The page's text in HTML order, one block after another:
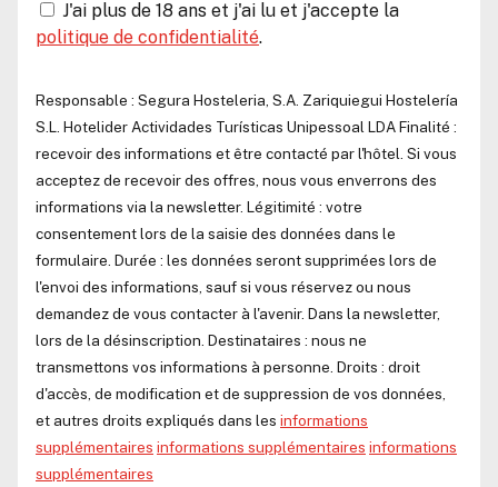
J'ai plus de 18 ans et j'ai lu et j'accepte la
politique de confidentialité.
Responsable : Segura Hosteleria, S.A. Zariquiegui Hostelería
S.L.
Hotelider Actividades Turísticas Unipessoal LDAFinalité :
recevoir des informations et être contacté par l'hôtel. Si vous
acceptez de recevoir des offres, nous vous enverrons des
informations via la newsletter. Légitimité : votre
consentement lors de la saisie des données dans le
formulaire. Durée : les données seront supprimées lors de
l'envoi des informations, sauf si vous réservez ou nous
demandez de vous contacter à l'avenir. Dans la newsletter,
lors de la désinscription. Destinataires : nous ne
transmettons vos informations à personne. Droits : droit
d'accès, de modification et de suppression de vos données,
et autres droits expliqués dans les informations
supplémentaires informations supplémentaires informations
supplémentaires